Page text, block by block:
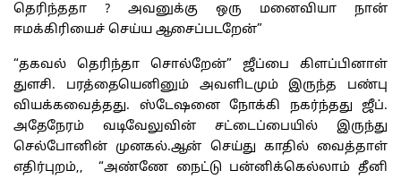
தெரிந்ததா ? அவனுக்கு ஒரு மனைவியா நான்
ஈமக்கிரியைச் செய்ய ஆசைப்படறேன்”
“தகவல் தெரிந்தா சொல்றேன்” ஜீப்பை கிளப்பினாள்
துளசி. பரத்தையெனினும் அவளிடமும் இருந்த பண்பு
வியக்கவைத்தது. ஸ்டேஷனை நோக்கி நகர்ந்தது ஜீப்.
அதேநேரம் வடிவேலுவின் சட்டைப்பையில் இருந்து
செல்போனின் முனகல்.ஆன் செய்து காதில் வைத்தாள்
எதிர்புறம்,, “அண்ணே நைட்டு பன்னிக்கெல்லாம் தீனி